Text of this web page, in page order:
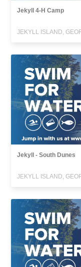
Jekyll 4-H Camp
JEKYLL ISLAND,
Jekyll - South Dunes
JEKYLL ISLAND,